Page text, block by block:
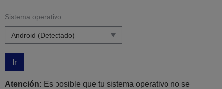
Sistema operativo:
Ir
Atención: Es posible que tu sistema operativo no se